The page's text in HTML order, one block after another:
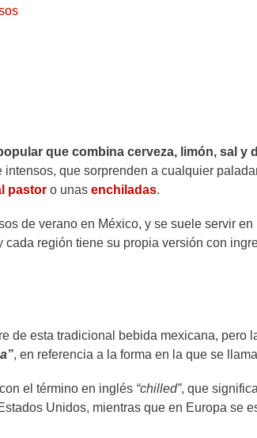
que combina cerveza, limón, sal y
que sorprenden a cualquier
pastor o unas enchiladas.
de verano en México, y se suele servir
región tiene su propia versión con
de esta tradicional bebida mexicana, pero
, en referencia a la forma en la que se
el término en inglés “chilled”, que significa
Unidos, mientras que en Europa se